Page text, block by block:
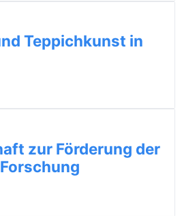
Teppichkunst in
zur Förderung der